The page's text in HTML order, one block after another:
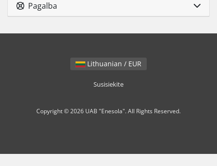
Pagalba
Lithuanian / EUR
Susisiekite
Copyright © 2026 UAB "Enesola". All Rights Reserved.